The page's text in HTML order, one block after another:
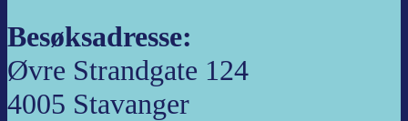
Besøksadresse:
Øvre Strandgate 124
4005 Stavanger